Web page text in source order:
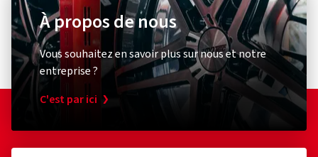
À propos de nous
Vous souhaitez en savoir plus sur nous et notre
entreprise ?
C'est par ici